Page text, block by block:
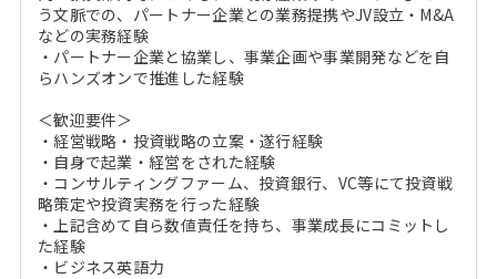
う文脈での、パートナー企業との業務提携やJV設立・M&A
などの実務経験
・パートナー企業と協業し、事業企画や事業開発などを自
らハンズオンで推進した経験
＜歓迎要件＞
・経営戦略・投資戦略の立案・遂行経験
・自身で起業・経営をされた経験
・コンサルティングファーム、投資銀行、VC等にて投資戦
略策定や投資実務を行った経験
・上記含めて自ら数値責任を持ち、事業成長にコミットし
た経験
・ビジネス英語力